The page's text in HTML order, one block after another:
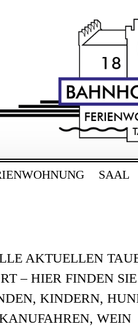
SAAL
AKTUELLEN
– HIER FINDEN
KINDERN,
WEIN